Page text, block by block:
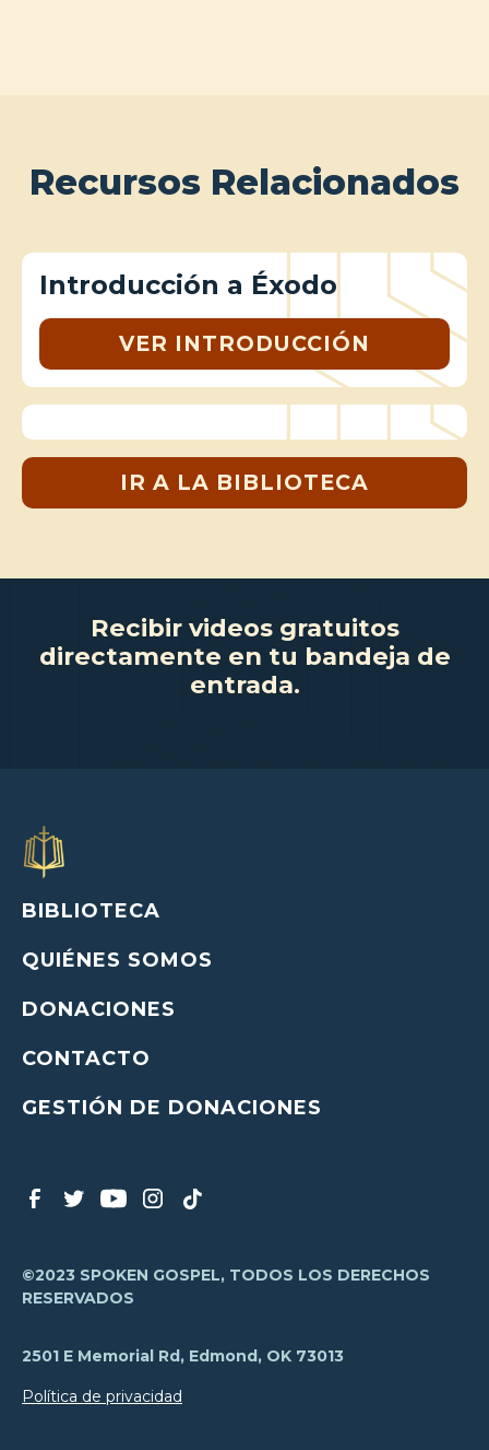
Recursos Relacionados
Introducción a Éxodo
VER INTRODUCCIÓN
IR A LA BIBLIOTECA
Recibir videos gratuitos
directamente en tu bandeja de
entrada.
BIBLIOTECA
QUIÉNES SOMOS
DONACIONES
CONTACTO
GESTIÓN DE DONACIONES
©2023 SPOKEN GOSPEL, TODOS LOS DERECHOS
RESERVADOS
2501 E Memorial Rd, Edmond, OK 73013
Política de privacidad